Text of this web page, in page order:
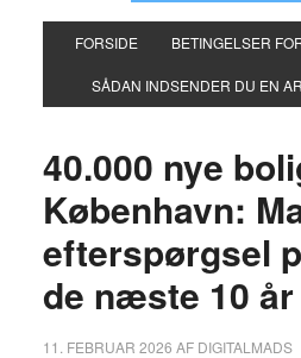
FORSIDE BETINGELSER
SÅDAN INDSENDER DU EN
40.000 nye
København:
efterspørgsel
de næste 10 år
11. FEBRUAR 2026 AF DIGITALMADS